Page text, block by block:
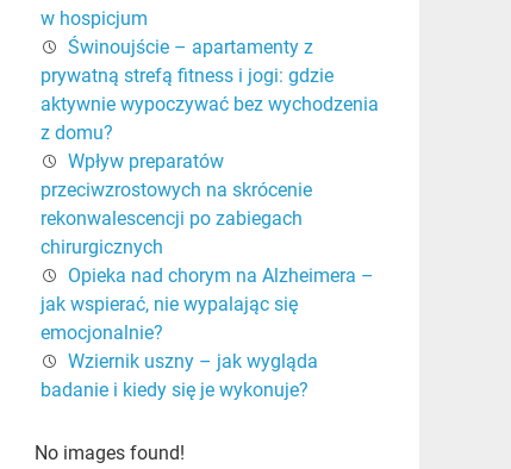
w hospicjum
Świnoujście – apartamenty z
prywatną strefą fitness i jogi: gdzie
aktywnie wypoczywać bez wychodzenia
z domu?
Wpływ preparatów
przeciwzrostowych na skrócenie
rekonwalescencji po zabiegach
chirurgicznych
Opieka nad chorym na Alzheimera –
jak wspierać, nie wypalając się
emocjonalnie?
Wziernik uszny – jak wygląda
badanie i kiedy się je wykonuje?
No images found!